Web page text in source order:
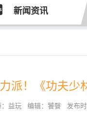
新闻资讯
派！《功夫少
：益玩 编辑：饕餮 发布时